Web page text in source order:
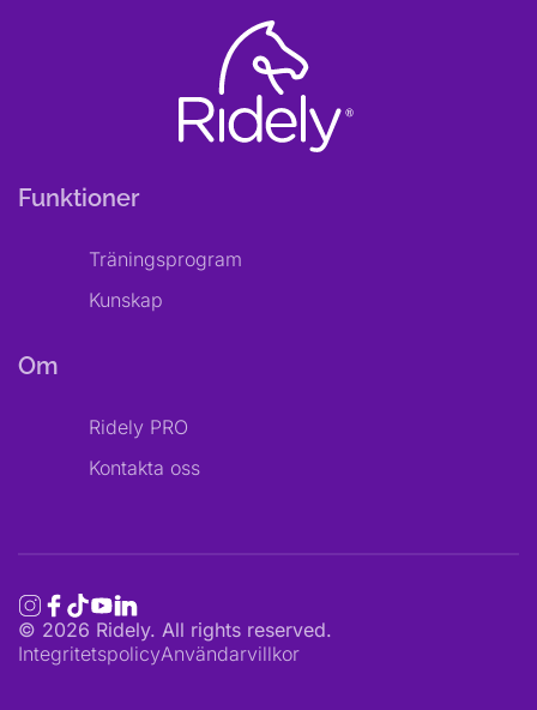
Funktioner
Träningsprogram
Kunskap
Om
Ridely PRO
Kontakta oss
© 2026 Ridely. All rights reserved.
IntegritetspolicyAnvändarvillkor